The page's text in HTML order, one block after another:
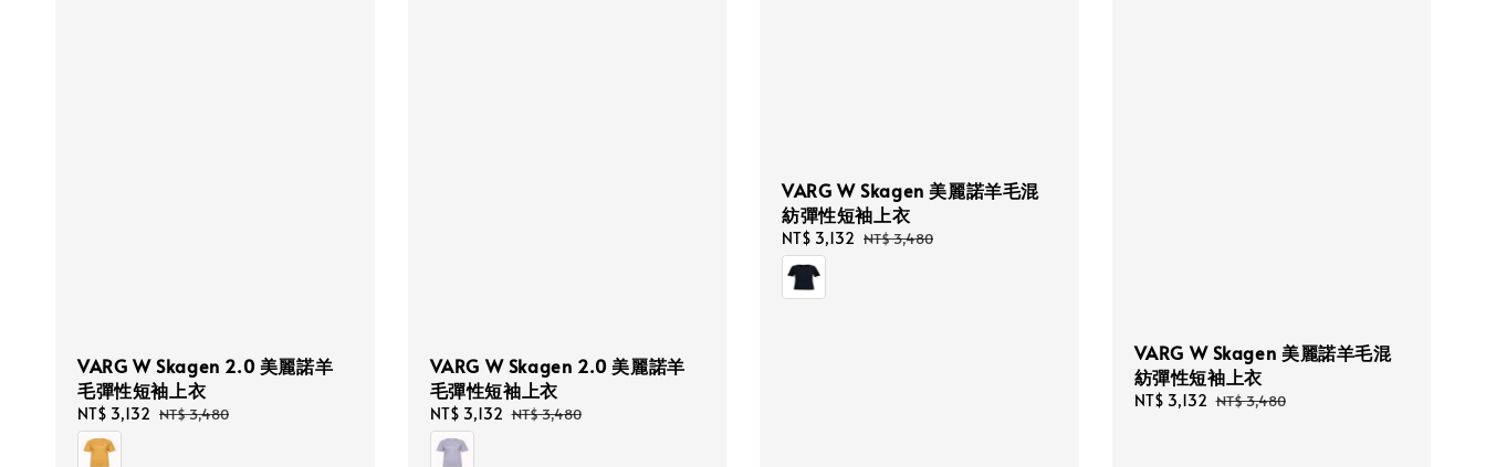
VARG W Skagen 2.0 美麗諾羊
毛彈性短袖上衣
Sale
price
NT$ 3,132 Regular
NT$ 3,480
VARG W Skagen 2.0 美麗諾羊
毛彈性短袖上衣
Sale
price
NT$ 3,132 Regular
NT$ 3,480
VARG W Skagen 美麗諾羊毛混
紡彈性短袖上衣
Sale
price
NT$ 3,132 Regular
NT$ 3,480
VARG W Skagen 美麗諾羊毛混
紡彈性短袖上衣
Sale
NT$ 3,132 Regular
NT$ 3,480